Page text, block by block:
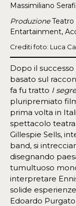
Massimiliano
ProduzioneTeatro
Entartainment,
Crediti foto: Luca
Dopo il
basato sul
fa fu tratto I
pluripremiato
prima volta in
spettacolo
Gillespie Sells,
band, si
disegnando
tumultuoso
interpretare
solide
Edoardo